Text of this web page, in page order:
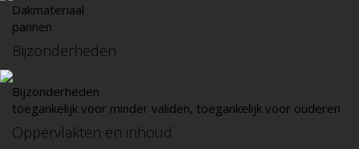
Dakmateriaal
pannen
Bijzonderheden
Bijzonderheden
toegankelijk voor minder validen, toegankelijk voor ouderen
Oppervlakten en inhoud